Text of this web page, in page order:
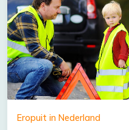
Eropuit in Nederland